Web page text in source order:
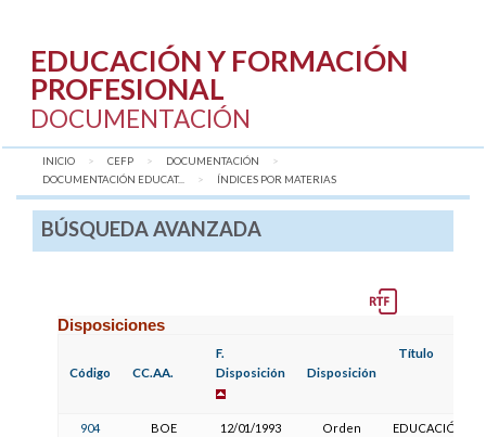
EDUCACIÓN Y FORMACIÓN
PROFESIONAL
DOCUMENTACIÓN
INICIO CEFP
DOCUMENTACIÓN
DOCUMENTACIÓN EDUCAT...
AQUÍ:
ÍNDICES POR MATERIAS
BÚSQUEDA AVANZADA
Disposiciones
Código CC.AA.
F.
Disposición
Disposición
Título
904 BOE 12/01/1993 Orden
EDUCACIÓN